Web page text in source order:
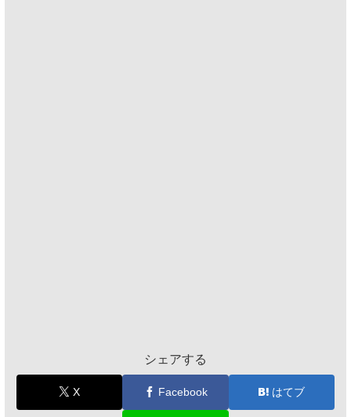
シェアする
X Facebook はてブ